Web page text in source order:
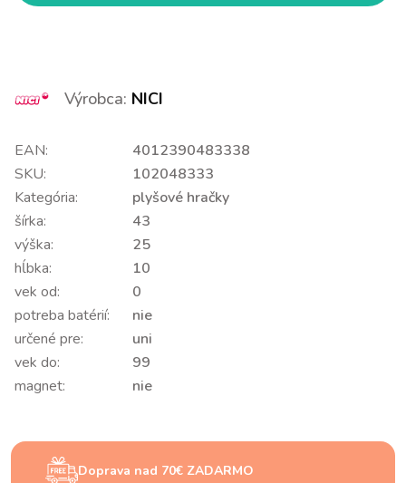
Výrobca: NICI
EAN:
4012390483338
SKU:
102048333
Kategória:
plyšové hračky
šírka:
43
výška:
25
hĺbka:
10
vek od:
0
potreba batérií:
nie
určené pre:
uni
vek do:
99
magnet:
nie
Doprava nad 70€ ZADARMO